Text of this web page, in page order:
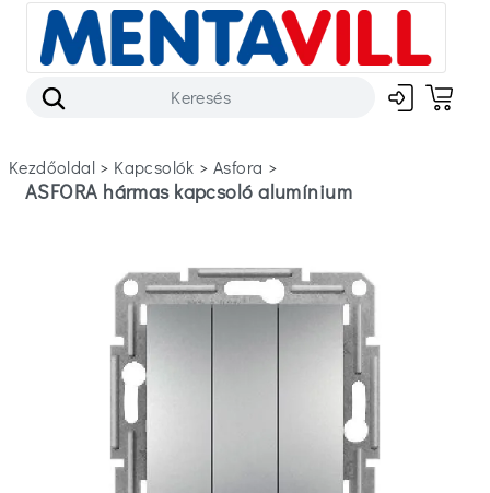
Kezdőoldal > kapcsolók > asfora >
ASFORA hármas kapcsoló alumínium